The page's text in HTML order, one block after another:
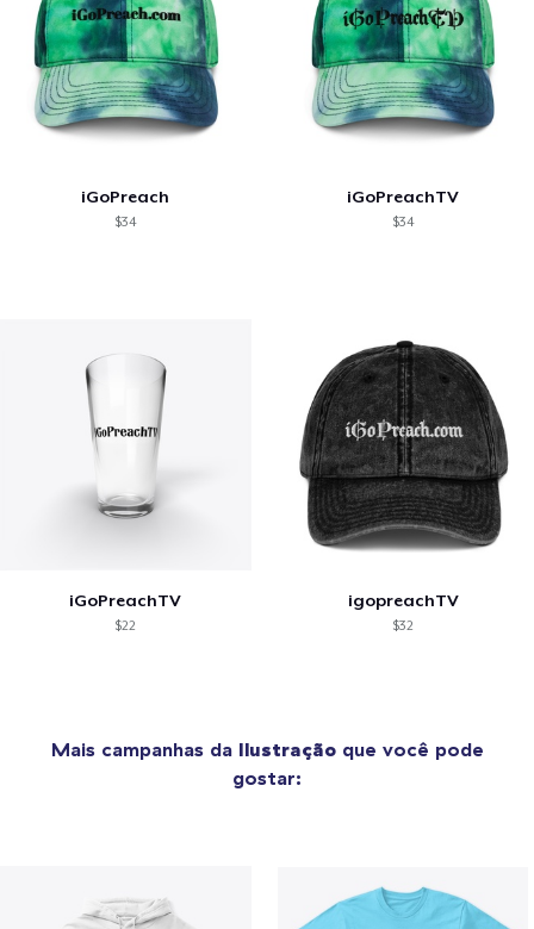
iGoPreach
$34
iGoPreachTV
$34
iGoPreachTV
$22
igopreachTV
$32
Mais campanhas da Ilustraçãoque você pode
gostar: